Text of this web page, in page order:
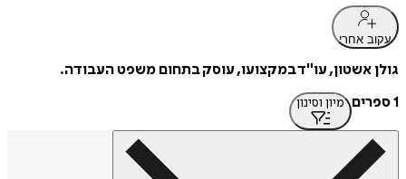
עקוב אחרי
גולן אשטון, עו"ד במקצועו, עוסק בתחום משפט העבודה.
1 ספרים
מיון וסינון